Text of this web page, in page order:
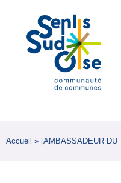
Accueil » [AMBASSADEUR DU